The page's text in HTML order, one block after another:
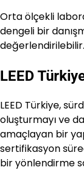
Orta ölçekli
dengeli bir
değerlendirilebilir.
LEED
LEED Türkiye,
oluşturmayı ve
amaçlayan bir
sertifikasyon
bir yönlendirme